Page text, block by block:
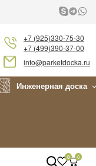
+7 (925)330-75-30
+7 (499)390-37-00
info@parketdocka.ru
Инженерная доска
0 0